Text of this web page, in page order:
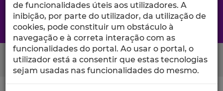
A excelência da investigação e ciência no Iscte
Search Button
de funcionalidades úteis aos utilizadores. A
inibição, por parte do utilizador, da utilização de
cookies, pode constituir um obstáculo à
navegação e à correta interação com as
funcionalidades do portal. Ao usar o portal, o
utilizador está a consentir que estas tecnologias
sejam usadas nas funcionalidades do mesmo.